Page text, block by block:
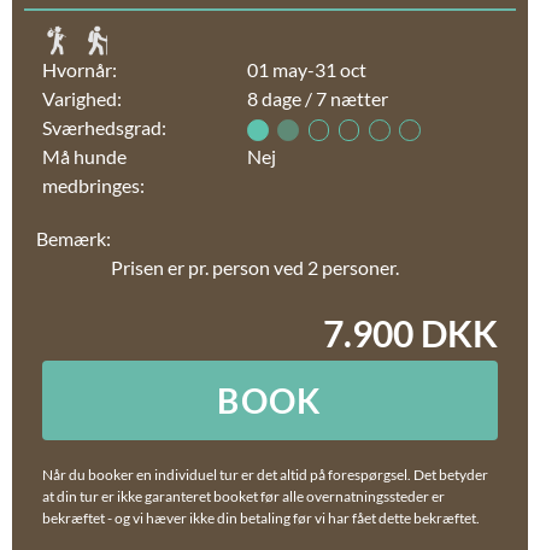
Hvornår:
01 may-31 oct
Varighed:
8 dage / 7 nætter
Sværhedsgrad:
Må hunde
medbringes:
Nej
Bemærk:
Prisen er pr. person ved 2 personer.
7.900 DKK
BOOK
Når du booker en individuel tur er det altid på forespørgsel. Det betyder
at din tur er ikke garanteret booket før alle overnatningssteder er
bekræftet - og vi hæver ikke din betaling før vi har fået dette bekræftet.